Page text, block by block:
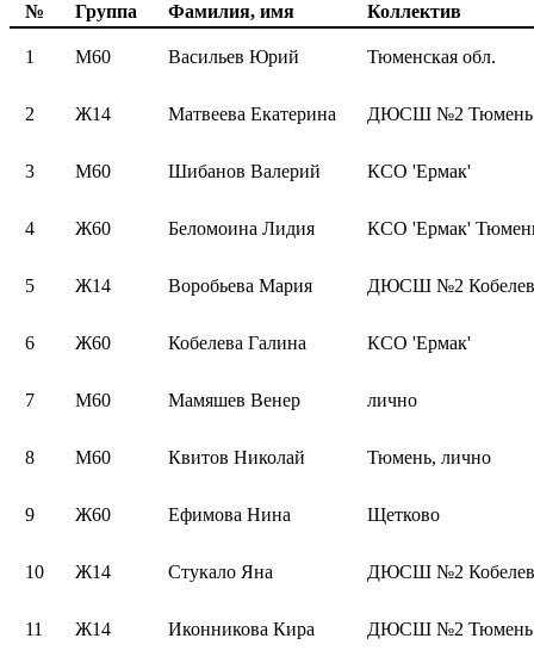
№ Группа Фамилия, имя Коллектив
1 М60 Васильев Юрий Тюменская обл.
2 Ж14 Матвеева Екатерина ДЮСШ №2 Тюмень
3 М60 Шибанов Валерий КСО 'Ермак'
4 Ж60 Беломоина Лидия КСО 'Ермак'
5 Ж14 Воробьева Мария ДЮСШ №2
6 Ж60 Кобелева Галина КСО 'Ермак'
7 М60 Мамяшев Венер лично
8 М60 Квитов Николай Тюмень, лично
9 Ж60 Ефимова Нина Щетково
10 Ж14 Стукало Яна ДЮСШ №2
11 Ж14 Иконникова Кира ДЮСШ №2 Тюмень